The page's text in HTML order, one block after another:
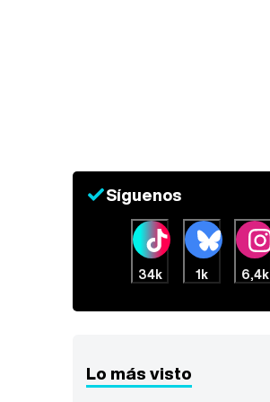
Síguenos
34k 1k 6,4k
Lo más visto